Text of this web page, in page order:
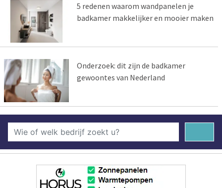
5 redenen waarom wandpanelen je
badkamer makkelijker en mooier maken
Onderzoek: dit zijn de badkamer
gewoontes van Nederland